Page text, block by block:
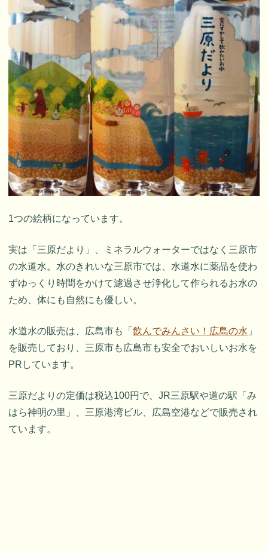
1つの絵柄になっています。
実は「三原だより」、ミネラルウォーターではなく三原市
の水道水。水のきれいな三原市では、水道水に薬品を使わ
ずゆっくり時間をかけて濾過させ浄化して作られるお水の
ため、体にも自然にも優しい。
水道水の販売は、広島市も「飲んでみんさい！広島の水 」
を販売しており、三原市も広島市も安全でおいしいお水を
PRしています。
三原だよりの定価は税込100円で、JR三原駅や道の駅「み
はら神明の里」、三原港湾ビル、広島空港などで販売され
ています。